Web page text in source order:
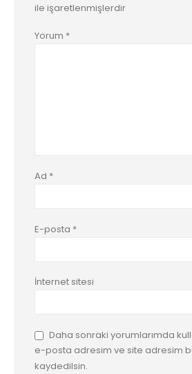
ile işaretlenmişlerdir
Yorum *
Ad *
E-posta *
İnternet sitesi
Daha sonraki yorumlarımda
e-posta adresim ve site adresim
kaydedilsin.